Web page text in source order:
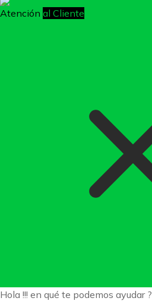
Atención al Cliente
Hola !!! en qué te podemos ayudar ?